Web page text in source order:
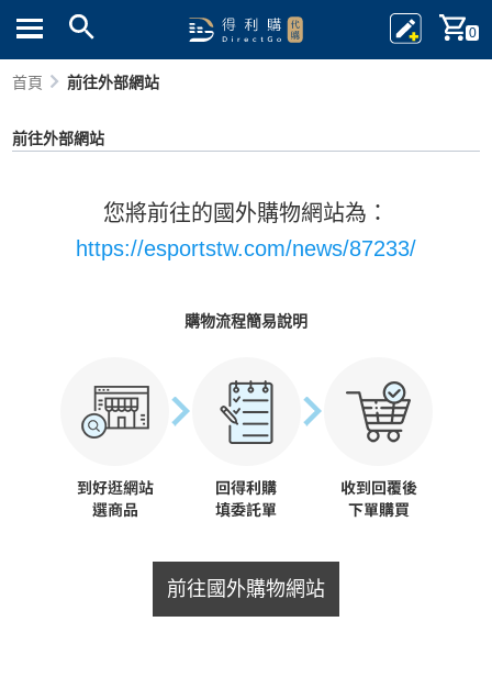
0
首頁 前往外部網站
前往外部網站
您將前往的國外購物網站為：
https://esportstw.com/news/87233/
購物流程簡易說明
前往國外購物網站